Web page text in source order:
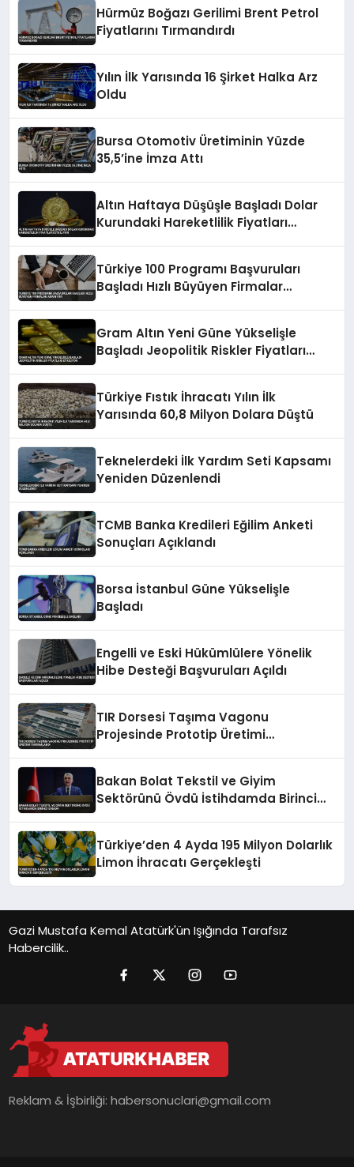
Hürmüz Boğazı Gerilimi Brent Petrol
Fiyatlarını Tırmandırdı
Yılın İlk Yarısında 16 Şirket Halka Arz
Oldu
Bursa Otomotiv Üretiminin Yüzde
35,5’ine İmza Attı
Altın Haftaya Düşüşle Başladı Dolar
Kurundaki Hareketlilik Fiyatları
Türkiye 100 Programı Başvuruları
Başladı Hızlı Büyüyen Firmalar
Gram Altın Yeni Güne Yükselişle
Başladı Jeopolitik Riskler Fiyatları
Türkiye Fıstık İhracatı Yılın İlk
Yarısında 60,8 Milyon Dolara Düştü
Teknelerdeki İlk Yardım Seti Kapsamı
Yeniden Düzenlendi
TCMB Banka Kredileri Eğilim Anketi
Sonuçları Açıklandı
Borsa İstanbul Güne Yükselişle
Başladı
Engelli ve Eski Hükümlülere Yönelik
Hibe Desteği Başvuruları Açıldı
TIR Dorsesi Taşıma Vagonu
Projesinde Prototip Üretimi
Bakan Bolat Tekstil ve Giyim
Sektörünü Övdü İstihdamda Birinci
Türkiye’den 4 Ayda 195 Milyon Dolarlık
Limon İhracatı Gerçekleşti
Gazi Mustafa Kemal Atatürk'ün Işığında Tarafsız
Habercilik..
Reklam & İşbirliği:habersonuclari@gmail.com